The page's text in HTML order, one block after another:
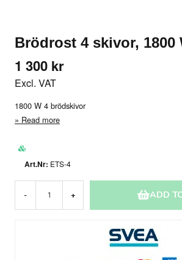
Brödrost 4 skivor, 1800
1 300 kr
Excl. VAT
1800 W 4 brödskivor
Read more
ETS-4
- + ADD